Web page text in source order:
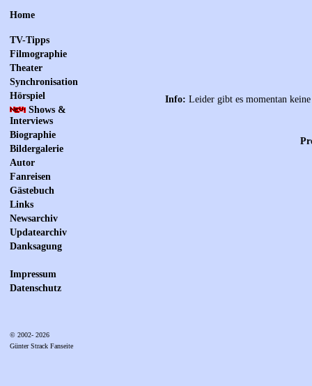
Home
TV-Tipps
Filmographie
Theater
Synchronisation
Hörspiel
Shows &
Interviews
Biographie
Bildergalerie
Autor
Fanreisen
Gästebuch
Links
Newsarchiv
Updatearchiv
Danksagung
Impressum
Datenschutz
© 2002- 2026
Günter Strack Fanseite
Info: Leider gibt es momentan